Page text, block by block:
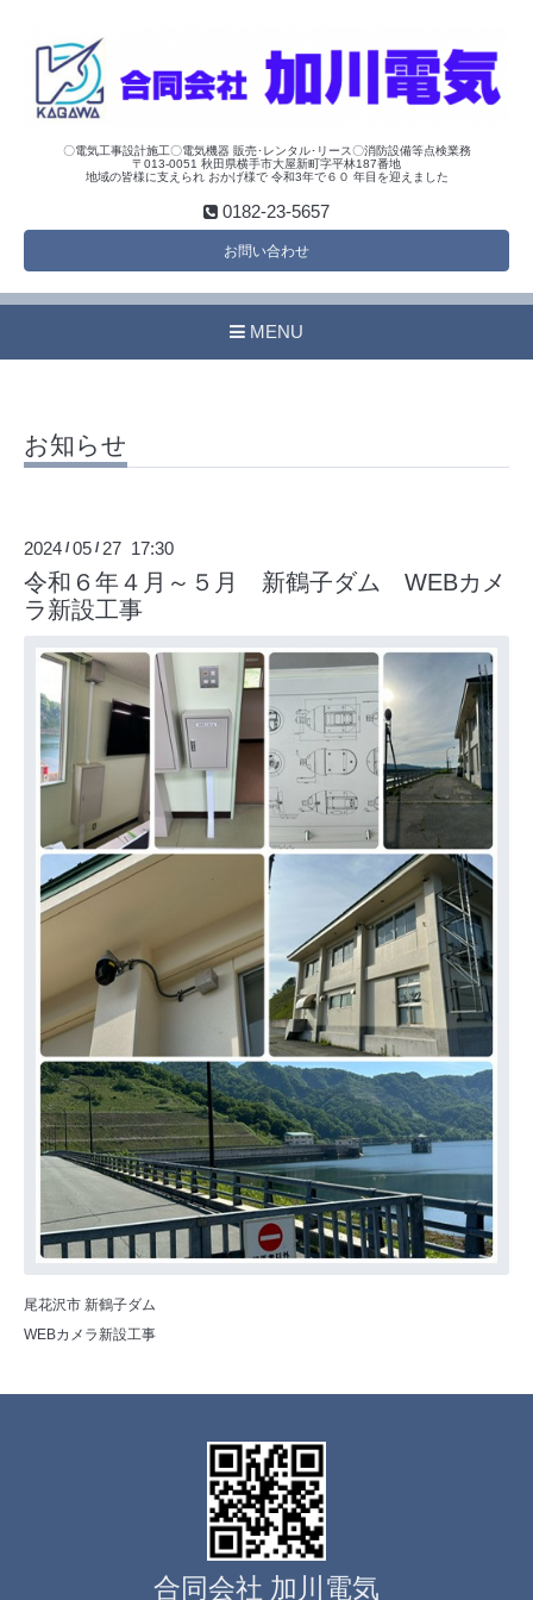
〇電気工事設計施工〇電気機器 販売･レンタル･リース〇消防設備等点検業務
〒013-0051 秋田県横手市大屋新町字平林187番地
地域の皆様に支えられ おかげ様で 令和3年で６０ 年目を迎えました
0182-23-5657
お問い合わせ
MENU
お知らせ
2024 /05 / 27 17:30
令和６年４月～５月 新鶴子ダム WEBカメ
ラ新設工事
尾花沢市 新鶴子ダム
WEBカメラ新設工事
合同会社 加川電気